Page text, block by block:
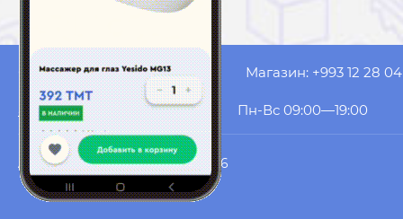
Оператор: +993 61 53 20 99 Магазин: +993 12 28 04
akyol.website@gmail.com Пн-Вс 09:00—19:00
AK YOL COMPUTERS © 2026